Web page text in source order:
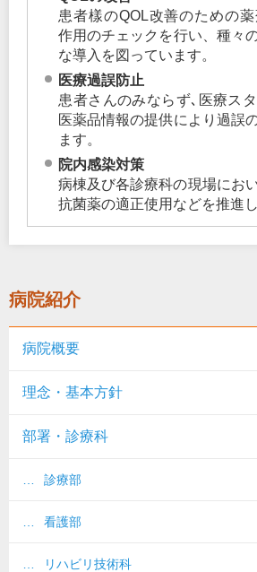
患者樣のQOL改善のための
作用のチェックを行い、種々
な導入を図っています。
医療過誤防止
患者さんのみならず､医療ス
医薬品情報の提供により過誤
ます。
院内感染対策
病棟及び各診療科の現場にお
抗菌薬の適正使用などを推進し
病院紹介
病院概要
理念・基本方針
部署・診療科
診療部
看護部
リハビリ技術科